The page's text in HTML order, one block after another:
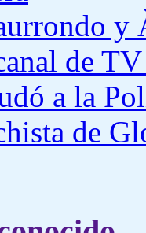
y
de
a la
de